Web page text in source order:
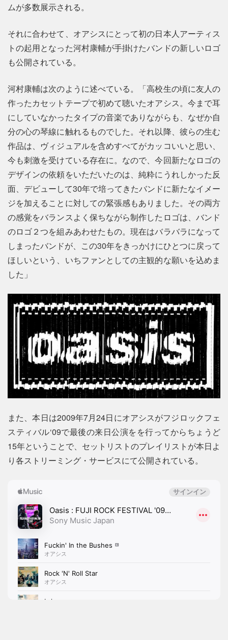
ムが多数展示される。
それに合わせて、オアシスにとって初の日本人アーティス
トの起用となった河村康輔が手掛けたバンドの新しいロゴ
も公開されている。
河村康輔は次のように述べている。「高校生の頃に友人の
作ったカセットテープで初めて聴いたオアシス。今まで耳
にしていなかったタイプの音楽でありながらも、なぜか自
分の心の琴線に触れるものでした。それ以降、彼らの生む
作品は、ヴィジュアルを含めすべてがカッコいいと思い、
今も刺激を受けている存在に。なので、今回新たなロゴの
デザインの依頼をいただいたのは、純粋にうれしかった反
面、デビューして30年で培ってきたバンドに新たなイメー
ジを加えることに対しての緊張感もありました。その両方
の感覚をバランスよく保ちながら制作したロゴは、バンド
のロゴ２つを組みあわせたもの。現在はバラバラになって
しまったバンドが、この30年をきっかけにひとつに戻って
ほしいという、いちファンとしての主観的な願いを込めま
した」
また、本日は2009年7月24日にオアシスがフジロックフェ
スティバル‘09で最後の来日公演をを行ってからちょうど
15年ということで、セットリストのプレイリストが本日よ
り各ストリーミング・サービスにて公開されている。